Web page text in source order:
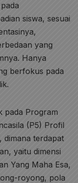
siswa, sesuai
yang
Hanya
berfokus pada
pada Program
(P5) Profil
dimana terdapat
yaitu dimensi
Yang Maha Esa,
royong, pola